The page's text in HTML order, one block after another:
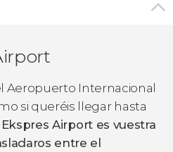
Aeropuerto Internacional
si queréis llegar hasta
Ekspres Airport es vuestra
entre el